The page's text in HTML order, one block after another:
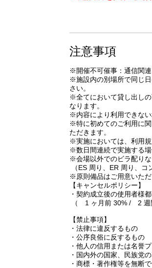
注意事項
※開催不可催事：通信関
※施設内の別場所で同じ
さい。
※全てにおいて貸し出し
なります。
※内容により利用できない
※特に初めてのご利用に
ただきます。
※実施においては、利用規
※数日間連続で実施する場
※会場以外でのビラ配りな
（ES 周り、ER 周り、コ
※原則備品はご用意いただ
【キャンセルポリシー】
・契約成立後の使用者様
（ 1 ヶ月前 30% / 2
【禁止事項】
・法律に違反するもの
・公序良俗に反するもの
・他人の信用または名誉
・国内外の国家、民族党
・商標・著作権等を無断